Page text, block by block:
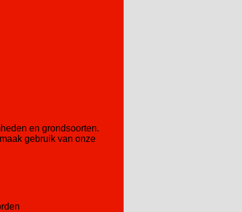
en grondsoorten.
gebruik van onze